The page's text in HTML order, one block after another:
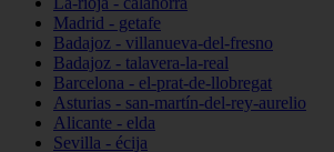
Madrid - getafe
Badajoz - villanueva-del-fresno
Badajoz - talavera-la-real
Barcelona - el-prat-de-llobregat
Asturias - san-martín-del-rey-aurelio
Alicante - elda
Sevilla - écija